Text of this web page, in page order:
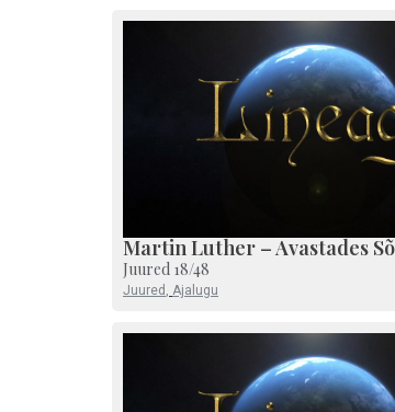
Martin Luther – Avastades
Juured 18/48
Juured , Ajalugu